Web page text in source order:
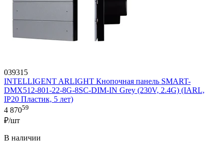
039315
INTELLIGENT ARLIGHT Кнопочная панель SMART-
DMX512-801-22-8G-8SC-DIM-IN Grey (230V, 2.4G) (IARL,
IP20 Пластик, 5 лет)
4 87059
₽/шт
В наличии